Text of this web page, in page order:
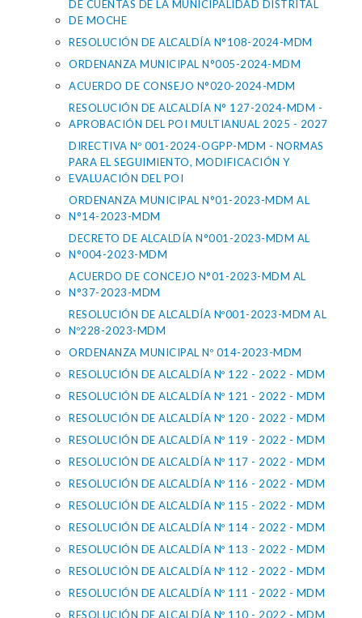
DE CUENTAS DE LA MUNICIPALIDAD DISTRITAL
DE MOCHE
RESOLUCIÓN DE ALCALDÍA N°108-2024-MDM
ORDENANZA MUNICIPAL N°005-2024-MDM
ACUERDO DE CONSEJO N°020-2024-MDM
RESOLUCIÓN DE ALCALDÍA N° 127-2024-MDM -
APROBACIÓN DEL POI MULTIANUAL 2025 - 2027
DIRECTIVA Nº 001-2024-OGPP-MDM - NORMAS
PARA EL SEGUIMIENTO, MODIFICACIÓN Y
EVALUACIÓN DEL POI
ORDENANZA MUNICIPAL N°01-2023-MDM AL
N°14-2023-MDM
DECRETO DE ALCALDÍA N°001-2023-MDM AL
N°004-2023-MDM
ACUERDO DE CONCEJO N°01-2023-MDM AL
N°37-2023-MDM
RESOLUCIÓN DE ALCALDÍA Nº001-2023-MDM AL
Nº228-2023-MDM
ORDENANZA MUNICIPAL Nº 014-2023-MDM
RESOLUCIÓN DE ALCALDÍA Nº 122 - 2022 - MDM
RESOLUCIÓN DE ALCALDÍA Nº 121 - 2022 - MDM
RESOLUCIÓN DE ALCALDÍA Nº 120 - 2022 - MDM
RESOLUCIÓN DE ALCALDÍA Nº 119 - 2022 - MDM
RESOLUCIÓN DE ALCALDÍA Nº 117 - 2022 - MDM
RESOLUCIÓN DE ALCALDÍA Nº 116 - 2022 - MDM
RESOLUCIÓN DE ALCALDÍA Nº 115 - 2022 - MDM
RESOLUCIÓN DE ALCALDÍA Nº 114 - 2022 - MDM
RESOLUCIÓN DE ALCALDÍA Nº 113 - 2022 - MDM
RESOLUCIÓN DE ALCALDÍA Nº 112 - 2022 - MDM
RESOLUCIÓN DE ALCALDÍA Nº 111 - 2022 - MDM
RESOLUCIÓN DE ALCALDÍA Nº 110 - 2022 - MDM